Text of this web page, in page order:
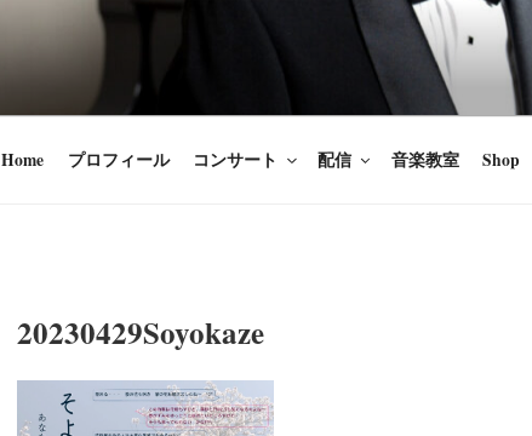
時田直也 声楽家/
歌うことは希望を語ること、
うことかけがえのないあなた
Home プロフィール コンサート 配信 音楽教室 Shop
20230429Soyokaze